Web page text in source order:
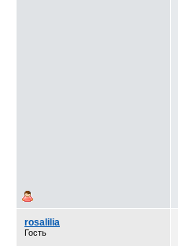
rosalilia
Гость